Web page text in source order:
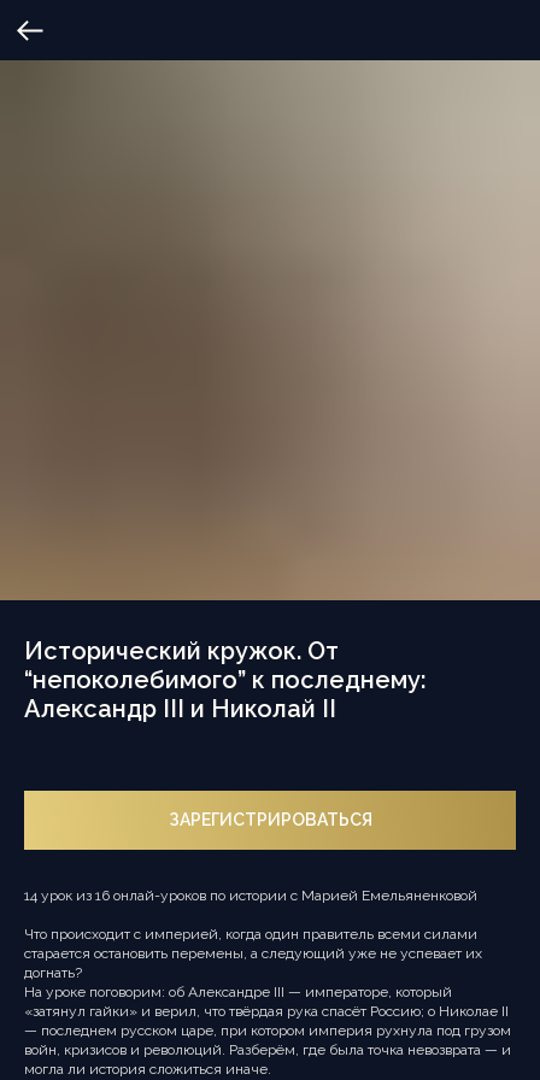
Исторический кружок. От
“непоколебимого” к последнему:
Александр III и Николай II
ЗАРЕГИСТРИРОВАТЬСЯ
14 урок из 16 онлай-уроков по истории с Марией Емельяненковой
Что происходит с империей, когда один правитель всеми силами
старается остановить перемены, а следующий уже не успевает их
догнать?
На уроке поговорим: об Александре III — императоре, который
«затянул гайки» и верил, что твёрдая рука спасёт Россию; о Николае II
— последнем русском царе, при котором империя рухнула под грузом
войн, кризисов и революций. Разберём, где была точка невозврата — и
могла ли история сложиться иначе.